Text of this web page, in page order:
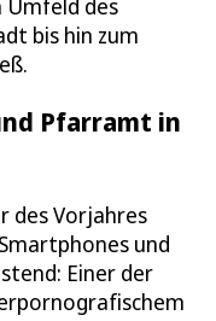
Umfeld des
bis hin zum
Pfarramt in
des Vorjahres
und
Einer der